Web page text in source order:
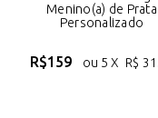
Menino(a) de Prata
Personalizado
R$159 ou 5 X R$